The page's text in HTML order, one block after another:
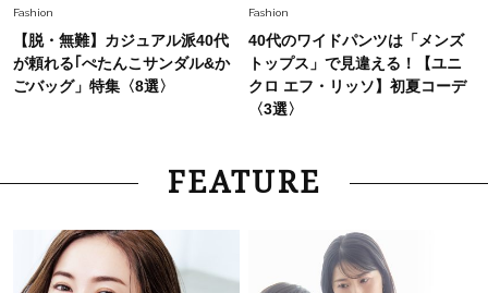
Fashion
【脱・無難】カジュアル派40代
が頼れる｢ぺたんこサンダル&か
ごバッグ」特集〈8選〉
Fashion
40代のワイドパンツは「メンズ
トップス」で見違える！【ユニ
クロ エフ・リッソ】初夏コーデ
〈3選〉
FEATURE